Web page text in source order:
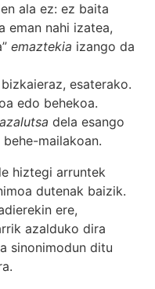
ala ez: ez baita
eman nahi izatea,
emaztekia izango da
bizkaieraz, esaterako.
edo behekoa.
azalutsa dela esango
behe-mailakoan.
hiztegi arruntek
dutenak baizik.
ere,
azalduko dira
sinonimodun ditu